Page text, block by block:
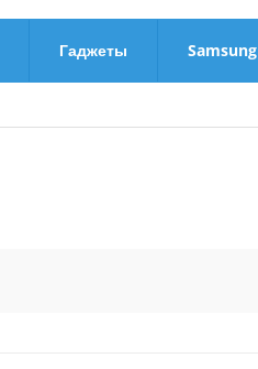
Гаджеты Samsung